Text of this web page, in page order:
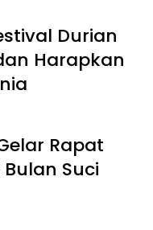
Durian
Harapkan
Rapat
Suci